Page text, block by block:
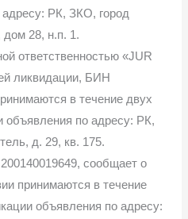
РК, ЗКО, город
дом 28, н.п. 1.
ответственностью «JUR
ликвидации, БИН
в течение двух
объявления по адресу: РК,
д. 29, кв. 175.
сообщает о
принимаются в течение
объявления по адресу: